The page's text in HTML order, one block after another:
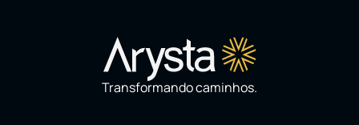
Transformando caminhos.